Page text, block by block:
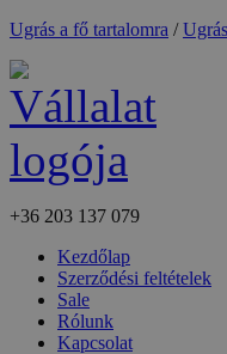
Ugrás a fő tartalomra /
+36 203 137 079
Kezdőlap
Szerződési feltételek
Sale
Rólunk
Kapcsolat